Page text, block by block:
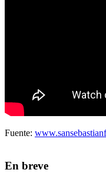
Fuente:
En breve